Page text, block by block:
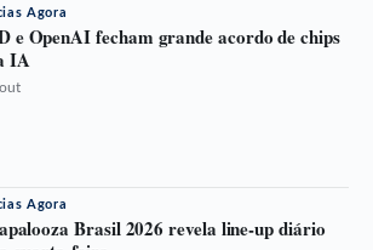
Agora
e OpenAI fecham grande acordo de chips
IA
Agora
Brasil 2026 revela line-up diário